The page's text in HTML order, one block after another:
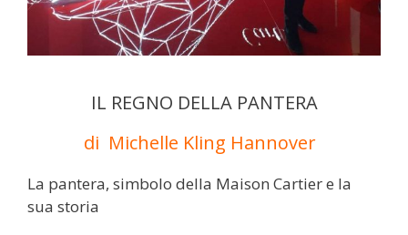
IL REGNO DELLA PANTERA
di Michelle Kling Hannover
La pantera, simbolo della Maison Cartier e la
sua storia